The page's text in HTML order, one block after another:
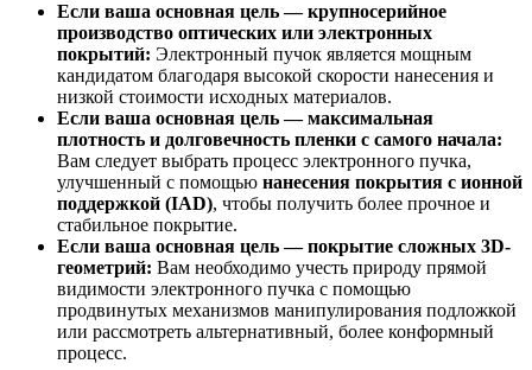
Если ваша основная цель — крупносерийное
производство оптических или электронных
покрытий: Электронный пучок является мощным
кандидатом благодаря высокой скорости нанесения и
низкой стоимости исходных материалов.
Если ваша основная цель — максимальная
плотность и долговечность пленки с самого начала:
Вам следует выбрать процесс электронного пучка,
улучшенный с помощью нанесения покрытия с ионной
поддержкой (IAD), чтобы получить более прочное и
стабильное покрытие.
Если ваша основная цель — покрытие сложных 3D-
геометрий: Вам необходимо учесть природу прямой
видимости электронного пучка с помощью
продвинутых механизмов манипулирования подложкой
или рассмотреть альтернативный, более конформный
процесс.